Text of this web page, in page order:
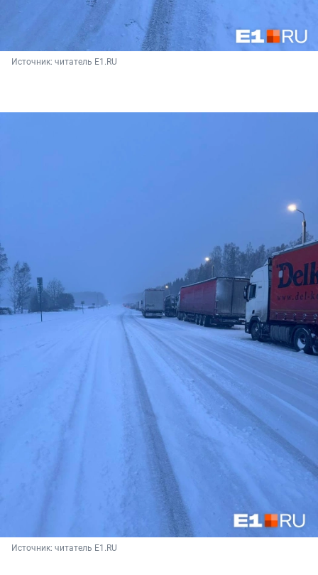
Источник: читатель E1.RU
Источник: читатель E1.RU